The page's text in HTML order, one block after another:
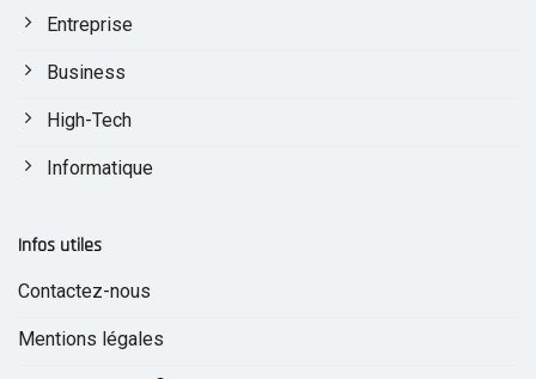
Entreprise
Business
High-Tech
Informatique
Infos utiles
Contactez-nous
Mentions légales